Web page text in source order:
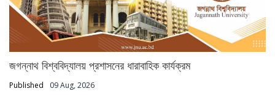
জগন্নাথ বিশ্ববিদ্যালয় প্রশাসনের ধারাবাহিক কার্যক্রম
Published 09 Aug, 2026